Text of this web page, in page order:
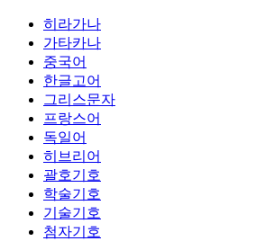
히라가나
가타카나
중국어
한글고어
그리스문자
프랑스어
독일어
히브리어
괄호기호
학술기호
기술기호
첨자기호